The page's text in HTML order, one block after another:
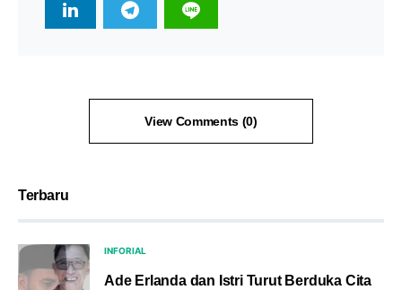
View Comments (0)
Terbaru
INFORIAL
Ade Erlanda dan Istri Turut Berduka Cita